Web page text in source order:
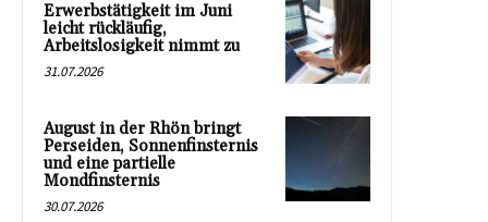
Erwerbstätigkeit im Juni
leicht rückläufig,
Arbeitslosigkeit nimmt zu
31.07.2026
August in der Rhön bringt
Perseiden, Sonnenfinsternis
und eine partielle
Mondfinsternis
30.07.2026